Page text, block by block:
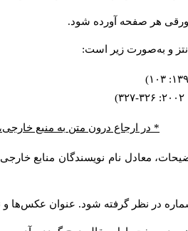
هر صفحه آورده شود.
و به‌صورت زیر است:
* در ارجاع درون متن به منبع
معادل نام نویسندگان منابع
در نظر گرفته شود. عنوان عکس‌ها و